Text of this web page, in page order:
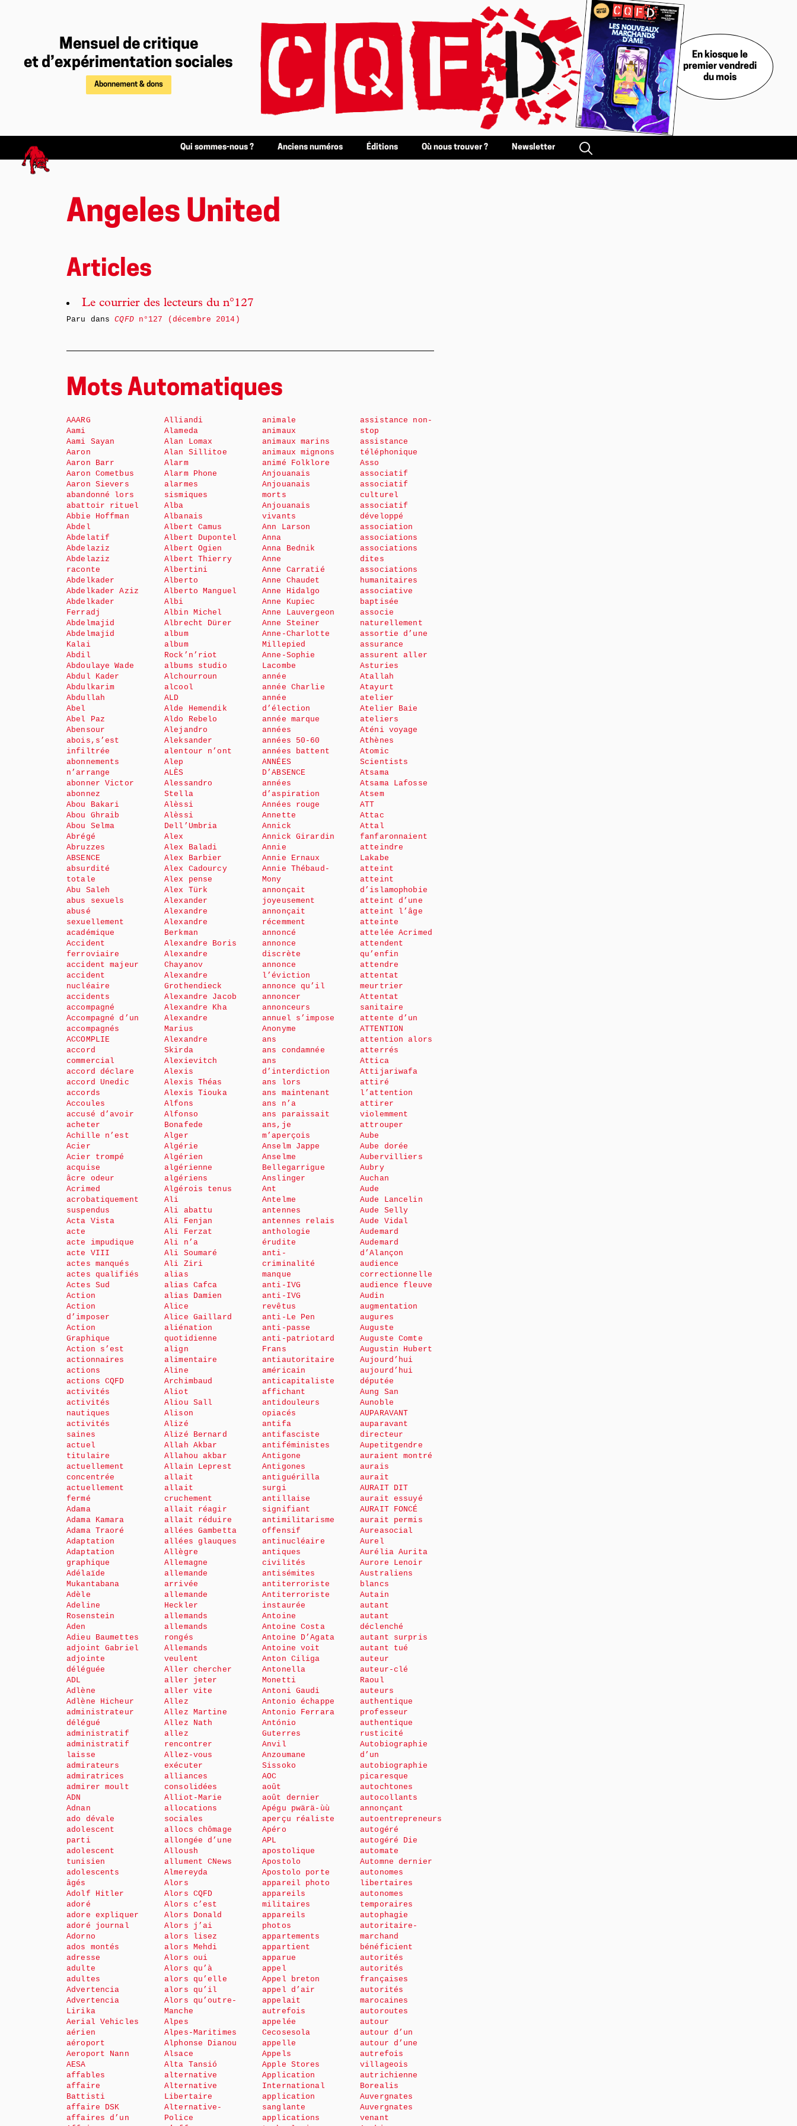
Mensuel de critique
et d’expérimentation sociales
Abonnement & dons
En kiosque le
premier vendredi
du mois
Qui sommes-nous ? Anciens numéros Éditions Où nous trouver ? Newsletter
Angeles United
Articles
Le courrier des lecteurs du n°127
Paru dansCQFDn°127 (décembre 2014)
Mots Automatiques
AAARG
Aami
Aami Sayan
Aaron
Aaron Barr
Aaron Cometbus
Aaron Sievers
abandonné lors
abattoir rituel
Abbie Hoffman
Abdel
Abdelatif
Abdelaziz
Abdelaziz
raconte
Abdelkader
Abdelkader Aziz
Abdelkader
Ferradj
Abdelmajid
Abdelmajid
Kalai
Abdil
Abdoulaye Wade
Abdul Kader
Abdulkarim
Abdullah
Abel
Abel Paz
Abensour
abois,s’est
infiltrée
abonnements
n’arrange
abonner Victor
abonnez
Abou Bakari
Abou Ghraib
Abou Selma
Abrégé
Abruzzes
ABSENCE
absurdité
totale
Abu Saleh
abus sexuels
abusé
sexuellement
académique
Accident
ferroviaire
accident majeur
accident
nucléaire
accidents
accompagné
Accompagné d’un
accompagnés
ACCOMPLIE
accord
commercial
accord déclare
accord Unedic
accords
Accoules
accusé d’avoir
acheter
Achille n’est
Acier
Acier trompé
acquise
âcre odeur
Acrimed
acrobatiquement
suspendus
Acta Vista
acte
acte impudique
acte VIII
actes manqués
actes qualifiés
Actes Sud
Action
Action
d’imposer
Action
Graphique
Action s’est
actionnaires
actions
actions CQFD
activités
activités
nautiques
activités
saines
actuel
titulaire
actuellement
concentrée
actuellement
fermé
Adama
Adama Kamara
Adama Traoré
Adaptation
Adaptation
graphique
Adélaïde
Mukantabana
Adèle
Adeline
Rosenstein
Aden
Adieu Baumettes
adjoint Gabriel
adjointe
déléguée
ADL
Adlène
Adlène Hicheur
administrateur
délégué
administratif
administratif
laisse
admirateurs
admiratrices
admirer moult
ADN
Adnan
ado dévale
adolescent
parti
adolescent
tunisien
adolescents
âgés
Adolf Hitler
adoré
adore expliquer
adoré journal
Adorno
ados montés
adresse
adulte
adultes
Advertencia
Advertencia
Lirika
Aerial Vehicles
aérien
aéroport
Aeroport Nann
AESA
affables
affaire
Battisti
affaire DSK
affaires d’un
Alliandi
Alameda
Alan Lomax
Alan Sillitoe
Alarm
Alarm Phone
alarmes
sismiques
Alba
Albanais
Albert Camus
Albert Dupontel
Albert Ogien
Albert Thierry
Albertini
Alberto
Alberto Manguel
Albi
Albin Michel
Albrecht Dürer
album
album
Rock’n’riot
albums studio
Alchourroun
alcool
ALD
Alde Hemendik
Aldo Rebelo
Alejandro
Aleksander
alentour n’ont
Alep
ALÈS
Alessandro
Stella
Alèssi
Alèssi
Dell’Umbria
Alex
Alex Baladi
Alex Barbier
Alex Cadourcy
Alex pense
Alex Türk
Alexander
Alexandre
Alexandre
Berkman
Alexandre Boris
Alexandre
Chayanov
Alexandre
Grothendieck
Alexandre Jacob
Alexandre Kha
Alexandre
Marius
Alexandre
Skirda
Alexievitch
Alexis
Alexis Théas
Alexis Tiouka
Alfons
Alfonso
Bonafede
Alger
Algérie
Algérien
algérienne
algériens
Algérois tenus
Ali
Ali abattu
Ali Fenjan
Ali Ferzat
Ali n’a
Ali Soumaré
Ali Ziri
alias
alias Cafca
alias Damien
Alice
Alice Gaillard
aliénation
quotidienne
align
alimentaire
Aline
Archimbaud
Aliot
Aliou Sall
Alison
Alizé
Alizé Bernard
Allah Akbar
Allahou akbar
Allain Leprest
allait
allait
cruchement
allait réagir
allait réduire
allées Gambetta
allées glauques
Allègre
Allemagne
allemande
arrivée
allemande
Heckler
allemands
allemands
rongés
Allemands
veulent
Aller chercher
aller jeter
aller vite
Allez
Allez Martine
Allez Nath
allez
rencontrer
Allez-vous
exécuter
alliances
consolidées
Alliot-Marie
allocations
sociales
allocs chômage
allongée d’une
Alloush
allument CNews
Almereyda
Alors
Alors CQFD
Alors c’est
Alors Donald
Alors j’ai
alors lisez
alors Mehdi
Alors oui
Alors qu’à
alors qu’elle
alors qu’il
Alors qu’outre-
Manche
Alpes
Alpes-Maritimes
Alphonse Dianou
Alsace
Alta Tansió
alternative
Alternative
Libertaire
Alternative-
Police
animale
animaux
animaux marins
animaux mignons
animé Folklore
Anjouanais
Anjouanais
morts
Anjouanais
vivants
Ann Larson
Anna
Anna Bednik
Anne
Anne Carratié
Anne Chaudet
Anne Hidalgo
Anne Kupiec
Anne Lauvergeon
Anne Steiner
Anne-Charlotte
Millepied
Anne-Sophie
Lacombe
année
année Charlie
année
d’élection
année marque
années
années 50-60
années battent
ANNÉES
D’ABSENCE
années
d’aspiration
Années rouge
Annette
Annick
Annick Girardin
Annie
Annie Ernaux
Annie Thébaud-
Mony
annonçait
joyeusement
annonçait
récemment
annoncé
annonce
discrète
annonce
l’éviction
annonce qu’il
annoncer
annonceurs
annuel s’impose
Anonyme
ans
ans condamnée
ans
d’interdiction
ans lors
ans maintenant
ans n’a
ans paraissait
ans,je
m’aperçois
Anselm Jappe
Anselme
Bellegarrigue
Anslinger
Ant
Antelme
antennes
antennes relais
anthologie
érudite
anti-
criminalité
manque
anti-IVG
anti-IVG
revêtus
anti-Le Pen
anti-passe
anti-patriotard
Frans
antiautoritaire
américain
anticapitaliste
affichant
antidouleurs
opiacés
antifa
antifasciste
antiféministes
Antigone
Antigones
antiguérilla
surgi
antillaise
signifiant
antimilitarisme
offensif
antinucléaire
antiques
civilités
antisémites
antiterroriste
Antiterroriste
instaurée
Antoine
Antoine Costa
Antoine D’Agata
Antoine voit
Anton Ciliga
Antonella
Monetti
Antoni Gaudi
Antonio échappe
Antonio Ferrara
António
Guterres
Anvil
Anzoumane
Sissoko
AOC
août
août dernier
Apégu pwärä-ùù
aperçu réaliste
Apéro
APL
apostolique
Apostolo
Apostolo porte
appareil photo
appareils
militaires
appareils
photos
appartements
appartient
apparue
appel
Appel breton
appel d’air
appelait
autrefois
appelée
Cecosesola
appelle
Appels
Apple Stores
Application
International
application
sanglante
applications
assistance non-
stop
assistance
téléphonique
Asso
associatif
associatif
culturel
associatif
développé
association
associations
associations
dites
associations
humanitaires
associative
baptisée
associe
naturellement
assortie d’une
assurance
assurent aller
Asturies
Atallah
Atayurt
atelier
Atelier Baie
ateliers
Aténi voyage
Athènes
Atomic
Scientists
Atsama
Atsama Lafosse
Atsem
ATT
Attac
Attal
fanfaronnaient
atteindre
Lakabe
atteint
atteint
d’islamophobie
atteint d’une
atteint l’âge
atteinte
attelée Acrimed
attendent
qu’enfin
attendre
attentat
meurtrier
Attentat
sanitaire
attente d’un
ATTENTION
attention alors
atterrés
Attica
Attijariwafa
attiré
l’attention
attirer
violemment
attrouper
Aube
Aube dorée
Aubervilliers
Aubry
Auchan
Aude
Aude Lancelin
Aude Selly
Aude Vidal
Audemard
Audemard
d’Alançon
audience
correctionnelle
audience fleuve
Audin
augmentation
augures
Auguste
Auguste Comte
Augustin Hubert
Aujourd’hui
aujourd’hui
députée
Aung San
Aunoble
AUPARAVANT
auparavant
directeur
Aupetitgendre
auraient montré
aurais
aurait
AURAIT DIT
aurait essuyé
AURAIT FONCÉ
aurait permis
Aureasocial
Aurel
Aurélia Aurita
Aurore Lenoir
Australiens
blancs
Autain
autant
autant
déclenché
autant surpris
autant tué
auteur
auteur-clé
Raoul
auteurs
authentique
professeur
authentique
rusticité
Autobiographie
d’un
autobiographie
picaresque
autochtones
autocollants
annonçant
autoentrepreneurs
autogéré
autogéré Die
automate
Automne dernier
autonomes
libertaires
autonomes
temporaires
autophagie
autoritaire-
marchand
bénéficient
autorités
autorités
françaises
autorités
marocaines
autoroutes
autour
autour d’un
autour d’une
autrefois
villageois
autrichienne
Borealis
Auvergnates
Auvergnates
venant